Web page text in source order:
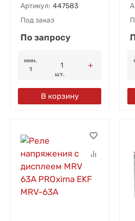
Артикул: 447583
Под заказ
По запросу
мин.
1
шт.
В корзину